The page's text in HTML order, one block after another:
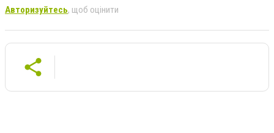
Авторизуйтесь, щоб оцінити